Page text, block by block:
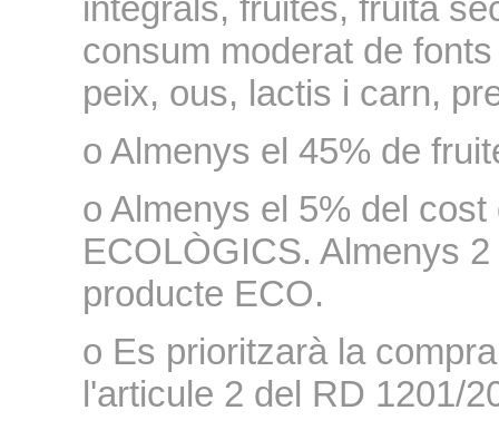
integrals, fruites, fruita
consum moderat de
peix, ous, lactis i carn,
o Almenys el 45% de
o Almenys el 5% del
ECOLÒGICS. Almenys
producte ECO.
o Es prioritzarà la
l'articule 2 del RD 1201/